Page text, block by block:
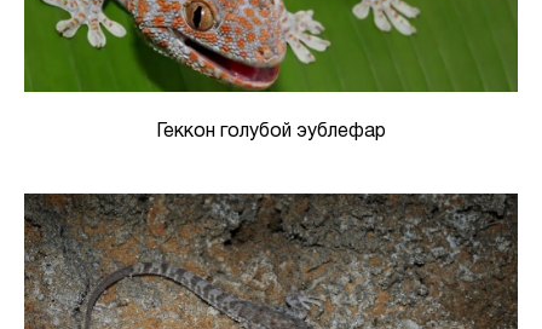
Геккон голубой эублефар